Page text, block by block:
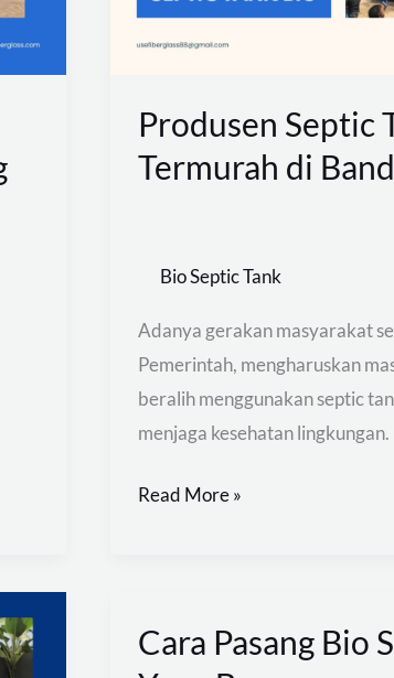
Produsen Septic
Termurah di
Bio Septic Tank
Adanya gerakan masyarakat
Pemerintah, mengharuskan
beralih menggunakan septic
menjaga kesehatan
Read More »
Cara Pasang Bio
Cara
Pasang